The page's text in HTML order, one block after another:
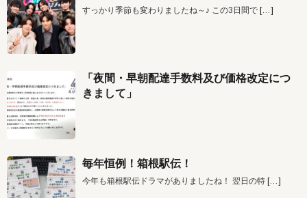
すっかり季節も変わりましたね～♪ この3日間で […]
「夜間・早朝配達手数料及び価格改定につ
きまして」
毎年恒例！箱根駅伝！
今年も箱根駅伝ドラマがありましたね！ 翌日の特 […]